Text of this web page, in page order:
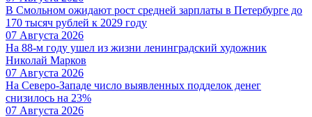
В Смольном ожидают рост средней зарплаты в Петербурге до
170 тысяч рублей к 2029 году
07 Августа 2026
На 88-м году ушел из жизни ленинградский художник
Николай Марков
07 Августа 2026
На Северо-Западе число выявленных подделок денег
снизилось на 23%
07 Августа 2026